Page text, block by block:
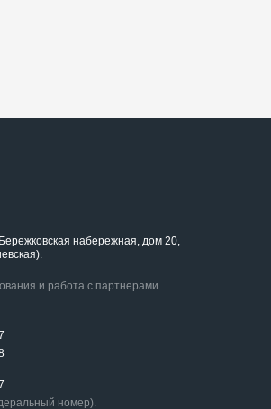
набережная, дом 20,
и работа с партнерами
номер).